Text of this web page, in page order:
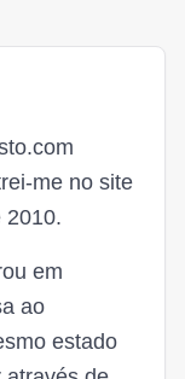
me no site
2010.
em
ao
estado